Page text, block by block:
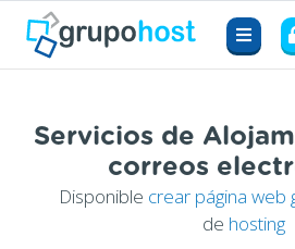
Servicios de
correos
Disponible crear página web
de hosting